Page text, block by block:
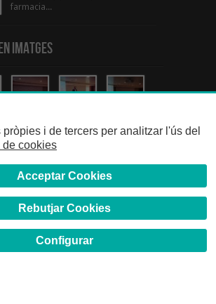
farmacia...
Imatges
i de tercers per analitzar l'ús del
de cookies
Acceptar Cookies
Rebutjar Cookies
Configurar